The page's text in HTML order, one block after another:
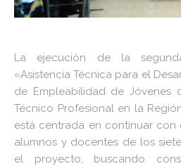
La ejecución de la
«Asistencia Técnica para el
de Empleabilidad de Jóvenes
Técnico Profesional en la
está centrada en continuar
alumnos y docentes de los
el proyecto, buscando